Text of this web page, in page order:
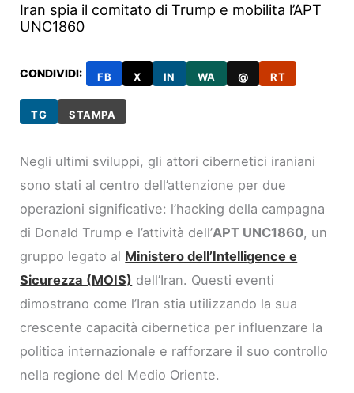
Iran spia il comitato di Trump e mobilita l’APT
UNC1860
CONDIVIDI: FB X IN WA @ RT
TG STAMPA
Negli ultimi sviluppi, gli attori cibernetici iraniani
sono stati al centro dell’attenzione per due
operazioni significative: l’hacking della campagna
di Donald Trump e l’attività dell’APT UNC1860, un
gruppo legato al Ministero dell’Intelligence e
Sicurezza (MOIS) dell’Iran. Questi eventi
dimostrano come l’Iran stia utilizzando la sua
crescente capacità cibernetica per influenzare la
politica internazionale e rafforzare il suo controllo
nella regione del Medio Oriente.